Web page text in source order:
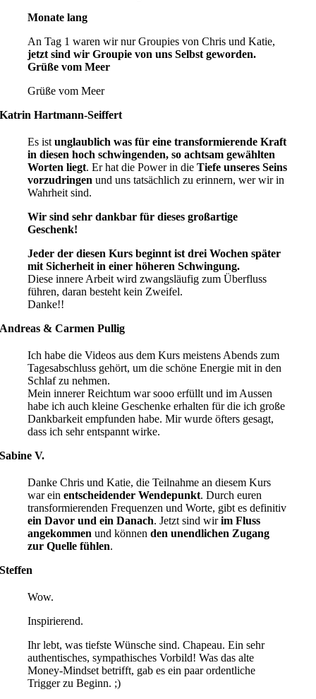
Monate lang
An Tag 1 waren wir nur Groupies von Chris und Katie,
jetzt sind wir Groupie von uns Selbst geworden.
Grüße vom Meer
Grüße vom Meer
Katrin Hartmann-Seiffert
Es istunglaublich was für eine transformierende Kraft
in diesen hoch schwingenden, so achtsam gewählten
Worten liegt. Er hat die Power in dieTiefe unseres Seins
vorzudringen und uns tatsächlich zu erinnern, wer wir in
Wahrheit sind.
Wir sind sehr dankbar für dieses großartige
Geschenk!
Jeder der diesen Kurs beginnt ist drei Wochen später
mit Sicherheit in einer höheren Schwingung.
Diese innere Arbeit wird zwangsläufig zum Überfluss
führen, daran besteht kein Zweifel.
Danke!!
Andreas & Carmen Pullig
Ich habe die Videos aus dem Kurs meistens Abends zum
Tagesabschluss gehört, um die schöne Energie mit in den
Schlaf zu nehmen.
Mein innerer Reichtum war sooo erfüllt und im Aussen
habe ich auch kleine Geschenke erhalten für die ich große
Dankbarkeit empfunden habe. Mir wurde öfters gesagt,
dass ich sehr entspannt wirke.
Sabine V.
Danke Chris und Katie, die Teilnahme an diesem Kurs
war einentscheidender Wendepunkt. Durch euren
transformierenden Frequenzen und Worte, gibt es definitiv
ein Davor und ein Danach. Jetzt sind wirim Fluss
angekommen und könnenden unendlichen Zugang
zur Quelle fühlen.
Steffen
Wow.
Inspirierend.
Ihr lebt, was tiefste Wünsche sind. Chapeau. Ein sehr
authentisches, sympathisches Vorbild! Was das alte
Money-Mindset betrifft, gab es ein paar ordentliche
Trigger zu Beginn. ;)